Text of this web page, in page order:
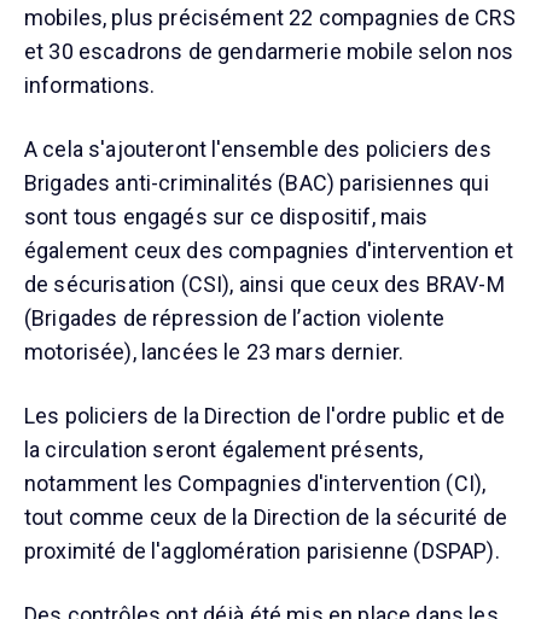
mobiles, plus précisément 22 compagnies de CRS
et 30 escadrons de gendarmerie mobile selon nos
informations.
A cela s'ajouteront l'ensemble des policiers des
Brigades anti-criminalités (BAC) parisiennes qui
sont tous engagés sur ce dispositif, mais
également ceux des compagnies d'intervention et
de sécurisation (CSI), ainsi que ceux des BRAV-M
(Brigades de répression de l’action violente
motorisée), lancées le 23 mars dernier.
Les policiers de la Direction de l'ordre public et de
la circulation seront également présents,
notamment les Compagnies d'intervention (CI),
tout comme ceux de la Direction de la sécurité de
proximité de l'agglomération parisienne (DSPAP).